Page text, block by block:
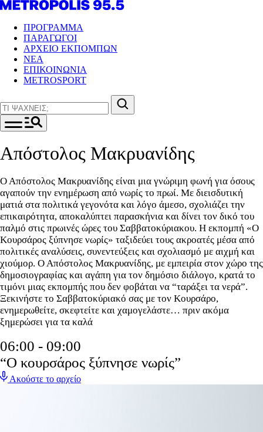
ΠΡΟΓΡΑΜΜΑ
ΠΑΡΑΓΩΓΟΙ
ΑΡΧΕΙΟ ΕΚΠΟΜΠΩΝ
ΝΕΑ
ΕΠΙΚΟΙΝΩΝΙΑ
METROSPORT
Aπόστολος Μακρυανίδης
Ο Απόστολος Μακρυανίδης είναι μια γνώριμη φωνή για όσους
αγαπούν την ενημέρωση από νωρίς το πρωί. Με διεισδυτική
ματιά στα πολιτικά γεγονότα και λόγο άμεσο, σχολιάζει την
επικαιρότητα, αποκαλύπτει παρασκήνια και δίνει τον δικό του
παλμό στις πρωινές ώρες του Σαββατοκύριακου. Η εκπομπή «Ο
Κουρσάρος ξύπνησε νωρίς» ταξιδεύει τους ακροατές μέσα από
πολιτικές αναλύσεις, συνεντεύξεις και σχολιασμό με αιχμή και
χιούμορ. Ο Απόστολος Μακρυανίδης, με εμπειρία στον χώρο της
δημοσιογραφίας και αγάπη για τον δημόσιο διάλογο, κρατά το
τιμόνι μιας εκπομπής που δεν φοβάται να “ταράξει τα νερά”.
Ξεκινήστε το Σαββατοκύριακό σας με τον Κουρσάρο,
ενημερωθείτε, σκεφτείτε και χαμογελάστε… πριν ακόμα
ξημερώσει για τα καλά
06:00 - 09:00
“Ο κουρσάρος ξύπνησε νωρίς”
Ακούστε το αρχείο